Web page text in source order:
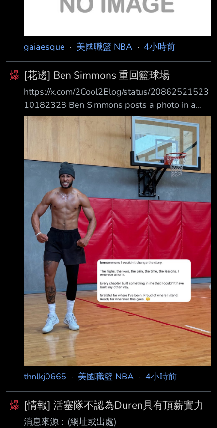
gaiaesque · 美國職籃 NBA · 4小時前
爆 [花邊] Ben Simmons 重回籃球場
https://x.com/2Cool2Blog/status/20862521523
10182328 Ben Simmons posts a photo in a
basketball gym & says he’s ready for wherever
this goes Ben Simmons 更新個人社群，重新回
到籃球場 文中寫道對於以往高峰、低谷、時光和
教訓都全然接受，並表示這塑造了現今的自己 最
後他也表示準備好迎接未來的發展
https://pbs.twimg.com/media/HPPbRq
thnlkj0665 · 美國職籃 NBA · 4小時前
爆 [情報] 活塞隊不認為Duren具有頂薪實力
消息來源：(網址或出處)